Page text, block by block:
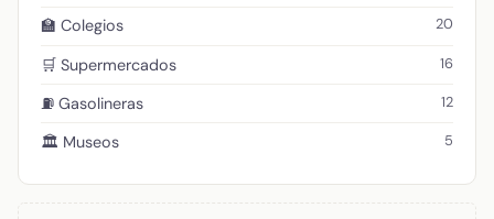
🏫 Colegios 20
🛒 Supermercados 16
⛽ Gasolineras 12
🏛️ Museos 5